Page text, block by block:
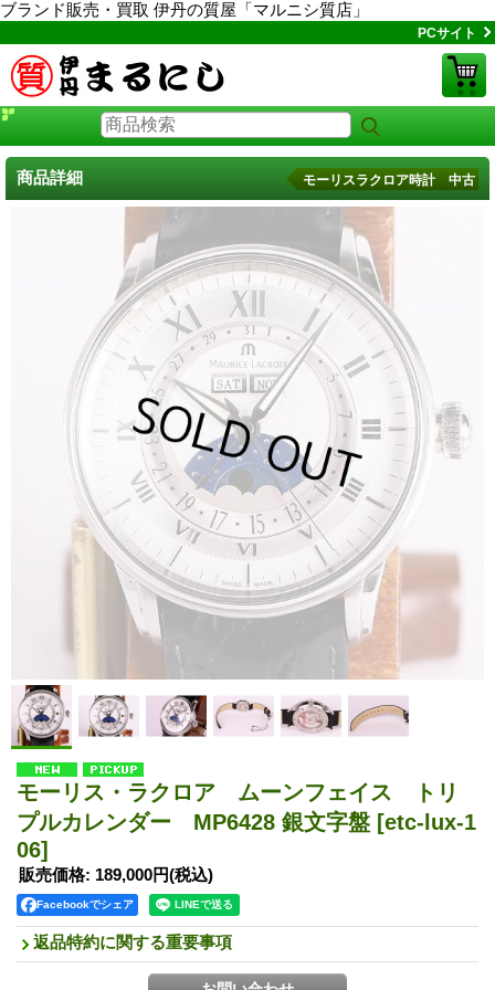
ブランド販売・買取 伊丹の質屋「マルニシ質店」
PCサイト
商品詳細 モーリスラクロア時計 中古
モーリス・ラクロア ムーンフェイス トリ
プルカレンダー MP6428 銀文字盤 [etc-lux-1
06]
販売価格: 189,000円(税込)
Facebookでシェア
返品特約に関する重要事項